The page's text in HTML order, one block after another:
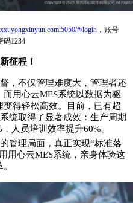
#/login，账号
码1234
征程！
，不仅管理难度大，管理者还
用心云MES系统以数据为驱
得轻松高效。目前，已有超
统取得了显著成效：生产周期
人员培训效率提升60%。
管理局面，真正实现“标准落
用心云MES系统，亲身体验这